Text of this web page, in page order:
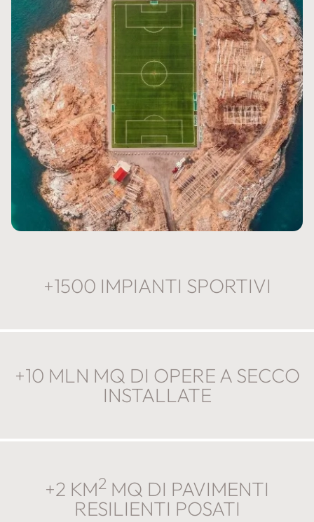
+1500 IMPIANTI SPORTIVI
+10 MLN MQ DI OPERE A SECCO
INSTALLATE
+2 KM2 MQ DI PAVIMENTI
RESILIENTI POSATI